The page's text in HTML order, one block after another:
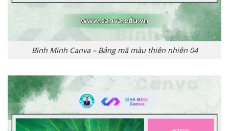
Bình Minh Canva – Bảng mã màu thiên nhiên 04